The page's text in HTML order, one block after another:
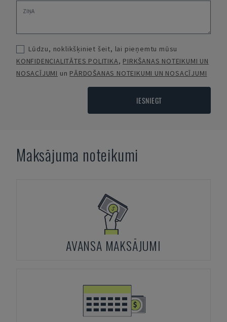
Lūdzu, noklikšķiniet šeit, lai pieņemtu mūsu
KONFIDENCIALITĀTES POLITIKA, PIRKŠANAS NOTEIKUMI UN
NOSACĪJUMI un PĀRDOŠANAS NOTEIKUMI UN NOSACĪJUMI
IESNIEGT
Maksājuma noteikumi
AVANSA MAKSĀJUMI